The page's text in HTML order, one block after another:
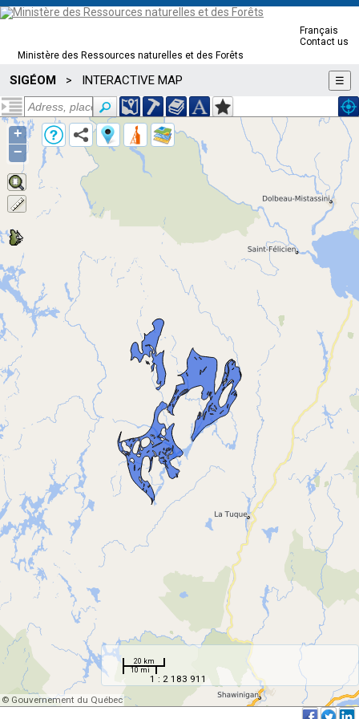
Ministère des Ressources naturelles et des Forêts
Français
Contact us
SIGÉOM > INTERACTIVE MAP ☰
20 km
10 mi
1 : 2 183 911
© Gouvernement du Québec
+
−